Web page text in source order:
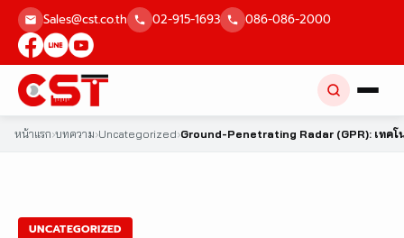
Skip
content
Sales@cst.co.th 02-915-1693 086-086-2000
หน้าแรก›บทความ›Uncategorized›Ground-Penetrating Radar (GPR): เทคโ
UNCATEGORIZED